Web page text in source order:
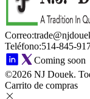
Correo:
Teléfono:514-845-
Coming soon
©2026 NJ Douek.
Carrito de compras